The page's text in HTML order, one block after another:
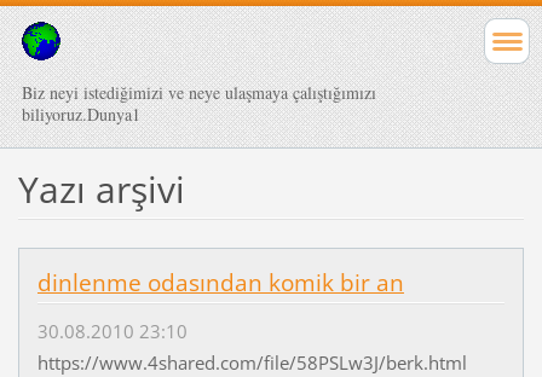
Biz neyi istediğimizi ve neye ulaşmaya çalıştığımızı
biliyoruz.Dunya1
Yazı arşivi
dinlenme odasından komik bir an
30.08.2010 23:10
https://www.4shared.com/file/58PSLw3J/berk.html